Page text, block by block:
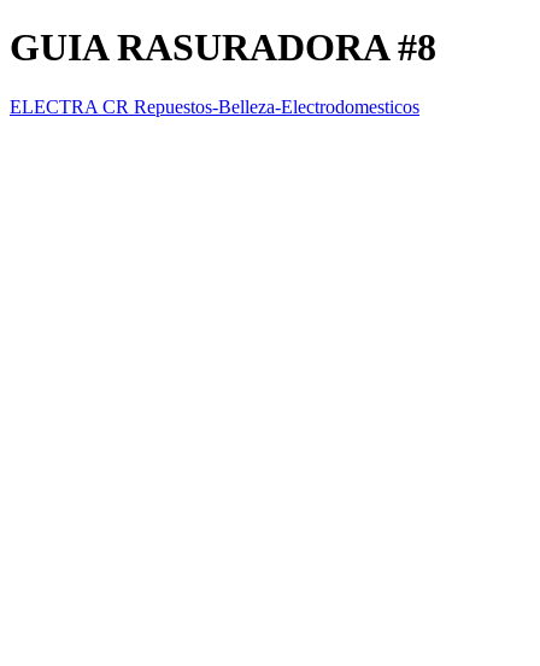
GUIA RASURADORA #8
ELECTRA CR Repuestos-Belleza-Electrodomesticos